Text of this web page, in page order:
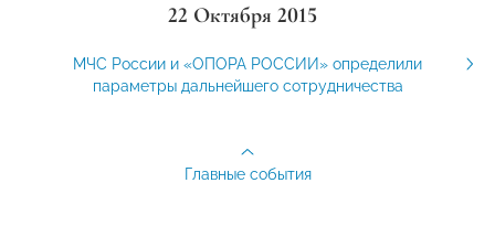
22 Октября 2015
МЧС России и «ОПОРА РОССИИ» определили
параметры дальнейшего сотрудничества
Главные события